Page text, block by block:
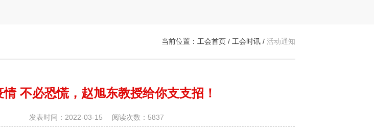
当前位置： 工会首页/ 工会时讯/ 活动通知
情 不必恐慌，赵旭东教授给你支支招！
发表时间：2022-03-15 阅读次数：5837